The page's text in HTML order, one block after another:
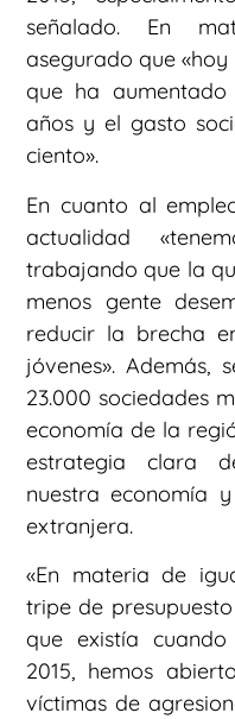
señalado. En
asegurado que
que ha
años y el gasto
ciento».
En cuanto al
actualidad
trabajando que la
menos gente
reducir la brecha
jóvenes». Además,
23.000 sociedades
economía de la
estrategia clara
nuestra economía
extranjera.
«En materia de
tripe de
que existía
2015, hemos
víctimas de